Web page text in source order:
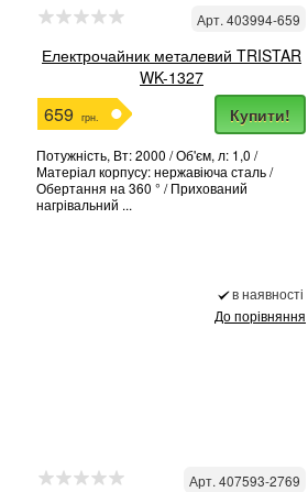
Арт. 403994-659
Електрочайник металевий TRISTAR
WK-1327
659 грн. Купити!
Потужність, Вт: 2000 / Об'єм, л: 1,0 /
Матеріал корпусу: нержавіюча сталь /
Обертання на 360 ° / Прихований
нагрівальний ...
в наявності
До порівняння
Арт. 407593-2769